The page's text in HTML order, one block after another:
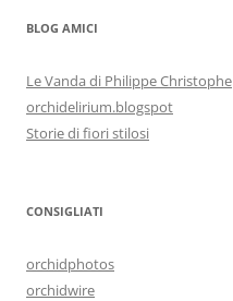
BLOG AMICI
Le Vanda di Philippe Christophe
orchidelirium.blogspot
Storie di fiori stilosi
CONSIGLIATI
orchidphotos
orchidwire